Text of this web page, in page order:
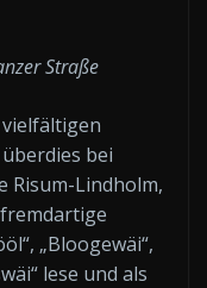
Straße
bei
Risum-Lindholm,
„Bloogewäi“,
lese und als